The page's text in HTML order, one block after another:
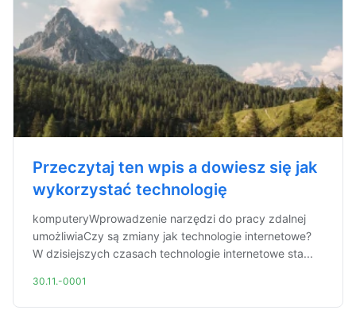
Przeczytaj ten wpis a dowiesz się jak
wykorzystać technologię
komputeryWprowadzenie narzędzi do pracy zdalnej
umożliwiaCzy są zmiany jak technologie internetowe?
W dzisiejszych czasach technologie internetowe sta...
30.11.-0001